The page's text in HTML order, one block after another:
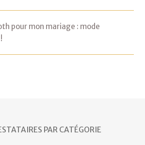
pour mon mariage : mode
PAR CATÉGORIE